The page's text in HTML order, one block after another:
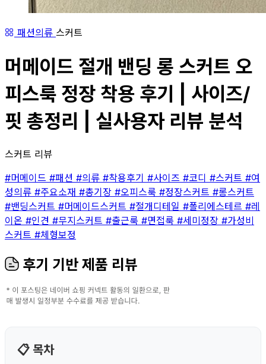
패션의류 스커트
머메이드 절개 밴딩 롱 스커트 오
피스룩 정장 착용 후기 | 사이즈/
핏 총정리 | 실사용자 리뷰 분석
스커트 리뷰
#머메이드 #패션 #의류 #착용후기 #사이즈 #코디 #스커트 #여
성의류 #주요소재 #총기장 #오피스룩 #정장스커트 #롱스커트
#밴딩스커트 #머메이드스커트 #절개디테일 #폴리에스테르 #레
이온 #인견 #무지스커트 #출근룩 #면접룩 #세미정장 #가성비
스커트 #체형보정
후기 기반 제품 리뷰
📋 목차